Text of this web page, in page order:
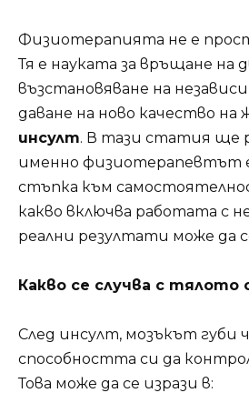
Физиотерапията не е
Тя е науката за връщане на
възстановяване на
даване на ново качество на
инсулт. В тази статия ще
именно физиотерапевтът
стъпка към
какво включва работата с
реални резултати може да
Какво се случва с тялото
След инсулт, мозъкът губи
способността си да
Това може да се изрази в: